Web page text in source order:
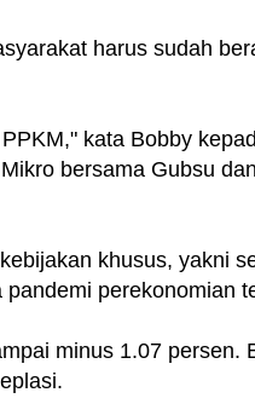
harus sudah
kata Bobby
bersama Gubsu
khusus, yakni
perekonomian
minus 1.07 persen.